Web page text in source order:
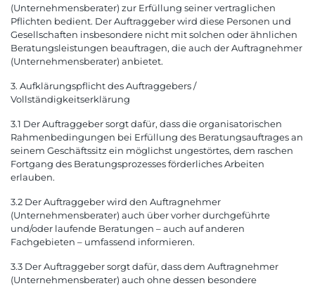
(Unternehmensberater) zur Erfüllung seiner vertraglichen
Pflichten bedient. Der Auftraggeber wird diese Personen und
Gesellschaften insbesondere nicht mit solchen oder ähnlichen
Beratungsleistungen beauftragen, die auch der Auftragnehmer
(Unternehmensberater) anbietet.
3. Aufklärungspflicht des Auftraggebers /
Vollständigkeitserklärung
3.1 Der Auftraggeber sorgt dafür, dass die organisatorischen
Rahmenbedingungen bei Erfüllung des Beratungsauftrages an
seinem Geschäftssitz ein möglichst ungestörtes, dem raschen
Fortgang des Beratungsprozesses förderliches Arbeiten
erlauben.
3.2 Der Auftraggeber wird den Auftragnehmer
(Unternehmensberater) auch über vorher durchgeführte
und/oder laufende Beratungen – auch auf anderen
Fachgebieten – umfassend informieren.
3.3 Der Auftraggeber sorgt dafür, dass dem Auftragnehmer
(Unternehmensberater) auch ohne dessen besondere